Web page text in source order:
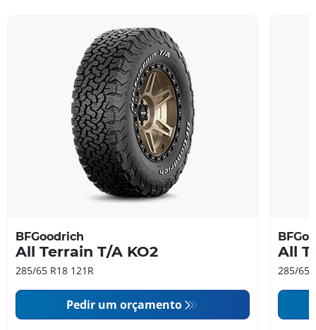
BFGoodrich
All Terrain T/A KO2
285/65 R18 121R
Pedir um orçamento
All
285/65